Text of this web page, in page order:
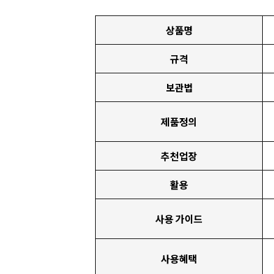
상품명
규격
보관법
제품정의
추천업장
활용
사용 가이드
사용혜택